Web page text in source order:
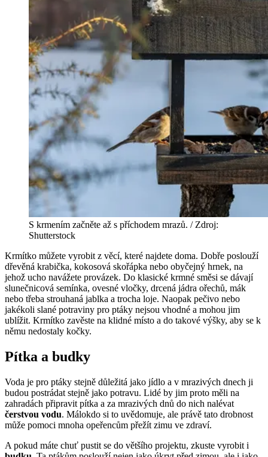
S krmením začněte až s příchodem mrazů. / Zdroj:
Shutterstock
Krmítko můžete vyrobit z věcí, které najdete doma. Dobře poslouží
dřevěná krabička, kokosová skořápka nebo obyčejný hrnek, na
jehož ucho navážete provázek. Do klasické krmné směsi se dávají
slunečnicová semínka, ovesné vločky, drcená jádra ořechů, mák
nebo třeba strouhaná jablka a trocha loje. Naopak pečivo nebo
jakékoli slané potraviny pro ptáky nejsou vhodné a mohou jim
ublížit. Krmítko zavěste na klidné místo a do takové výšky, aby se k
němu nedostaly kočky.
Pítka a budky
Voda je pro ptáky stejně důležitá jako jídlo a v mrazivých dnech ji
budou postrádat stejně jako potravu. Lidé by jim proto měli na
zahradách připravit pítka a za mrazivých dnů do nich nalévat
čerstvou vodu. Málokdo si to uvědomuje, ale právě tato drobnost
může pomoci mnoha opeřencům přežít zimu ve zdraví.
A pokud máte chuť pustit se do většího projektu, zkuste vyrobit i